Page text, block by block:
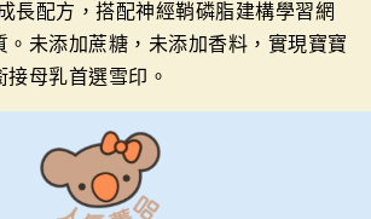
長配方，搭配神經鞘磷脂建構學習網
。未添加蔗糖，未添加香料，實現寶寶
母乳首選雪印。